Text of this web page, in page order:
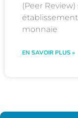
(Peer
monnaie
EN SAVOIR PLUS »